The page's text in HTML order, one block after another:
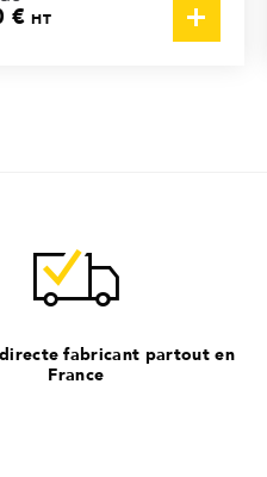
€HT
fabricant partout en
France